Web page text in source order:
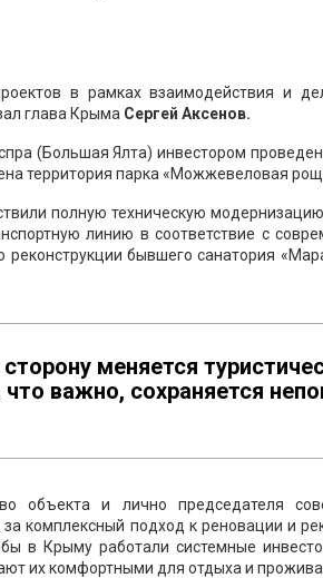
в рамках взаимодействия и
глава Крыма Сергей Аксенов.
(Большая Ялта) инвестором
территория парка «Можжевеловая
полную техническую
линию в соответствие с
реконструкции бывшего санатория
меняется
важно, сохраняется
объекта и лично председателя
комплексный подход к реновации и
в Крыму работали системные
их комфортными для отдыха и